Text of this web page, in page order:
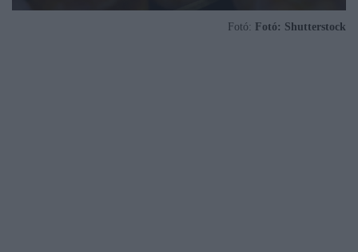
Fotó: Fotó: Shutterstock